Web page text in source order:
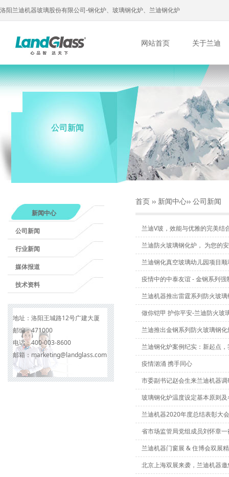
洛阳兰迪机器玻璃股份有限公司-钢化炉、玻璃钢化炉、兰迪钢化炉
网站首页 关于兰迪
公司新闻
新闻中心
公司新闻
行业新闻
媒体报道
技术资料
地址： 洛阳王城路12号广建大厦
邮编：471000
电话：400-003-8600
邮箱： marketing@landglass.com
首页 ›› 新闻中心›› 公司新闻
兰迪V玻，效能与优雅的完美结
兰迪防火玻璃钢化炉， 为您的
兰迪钢化真空玻璃幼儿园项目
疫情中的中泰友谊 - 金钢系列
兰迪机器推出雷霆系列防火玻
做你铠甲 护你平安-兰迪防火玻
兰迪推出金钢系列防火玻璃钢化
兰迪钢化炉案例纪实：新起点
疫情汹涌 携手同心
市委副书记赵会生来兰迪机器
玻璃钢化炉温度设定基本原则
兰迪机器2020年度总结表彰大
省市场监管局党组成员刘怀章
兰迪机器门窗展 & 住博会双展
北京上海双展来袭，兰迪机器